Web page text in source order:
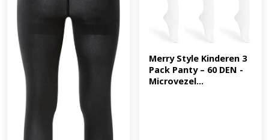
Merry Style Kinderen 3
Pack Panty – 60 DEN -
Microvezel...